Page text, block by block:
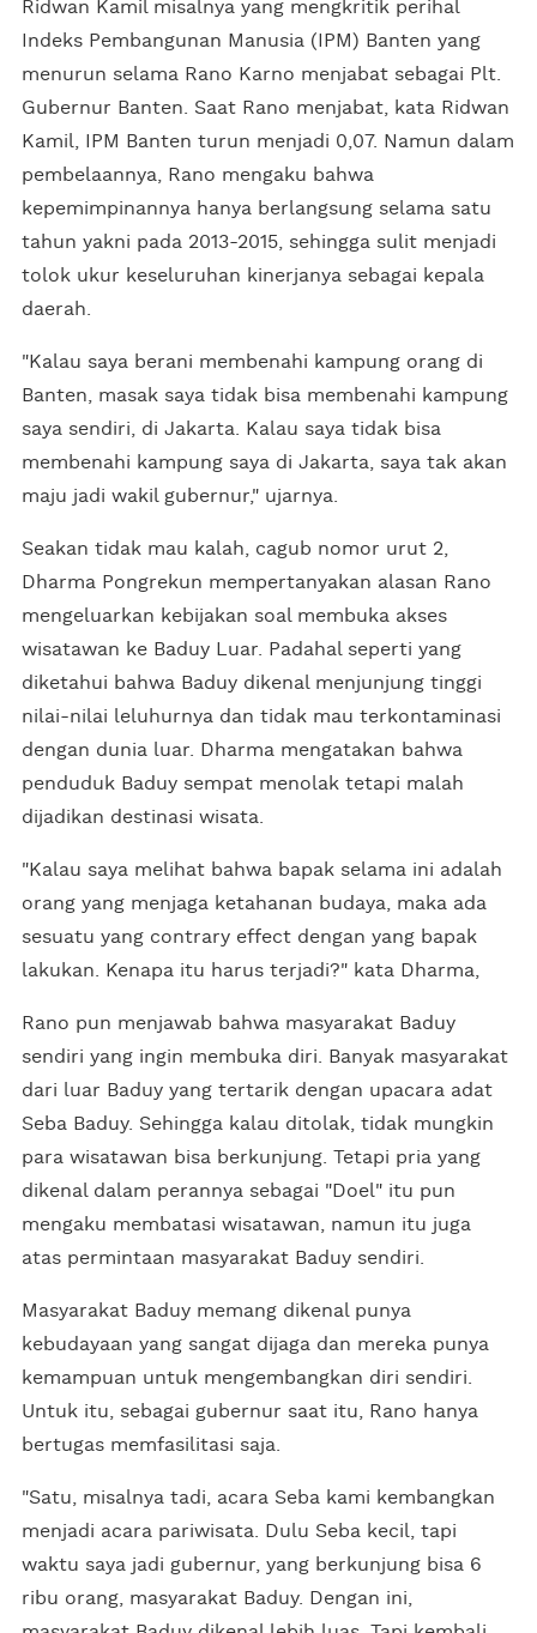
Ridwan Kamil misalnya yang mengkritik perihal
Indeks Pembangunan Manusia (IPM) Banten yang
menurun selama Rano Karno menjabat sebagai Plt.
Gubernur Banten. Saat Rano menjabat, kata Ridwan
Kamil, IPM Banten turun menjadi 0,07. Namun dalam
pembelaannya, Rano mengaku bahwa
kepemimpinannya hanya berlangsung selama satu
tahun yakni pada 2013-2015, sehingga sulit menjadi
tolok ukur keseluruhan kinerjanya sebagai kepala
daerah.
"Kalau saya berani membenahi kampung orang di
Banten, masak saya tidak bisa membenahi kampung
saya sendiri, di Jakarta. Kalau saya tidak bisa
membenahi kampung saya di Jakarta, saya tak akan
maju jadi wakil gubernur," ujarnya.
Seakan tidak mau kalah, cagub nomor urut 2,
Dharma Pongrekun mempertanyakan alasan Rano
mengeluarkan kebijakan soal membuka akses
wisatawan ke Baduy Luar. Padahal seperti yang
diketahui bahwa Baduy dikenal menjunjung tinggi
nilai-nilai leluhurnya dan tidak mau terkontaminasi
dengan dunia luar. Dharma mengatakan bahwa
penduduk Baduy sempat menolak tetapi malah
dijadikan destinasi wisata.
"Kalau saya melihat bahwa bapak selama ini adalah
orang yang menjaga ketahanan budaya, maka ada
sesuatu yang contrary effect dengan yang bapak
lakukan. Kenapa itu harus terjadi?" kata Dharma,
Rano pun menjawab bahwa masyarakat Baduy
sendiri yang ingin membuka diri. Banyak masyarakat
dari luar Baduy yang tertarik dengan upacara adat
Seba Baduy. Sehingga kalau ditolak, tidak mungkin
para wisatawan bisa berkunjung. Tetapi pria yang
dikenal dalam perannya sebagai "Doel" itu pun
mengaku membatasi wisatawan, namun itu juga
atas permintaan masyarakat Baduy sendiri.
Masyarakat Baduy memang dikenal punya
kebudayaan yang sangat dijaga dan mereka punya
kemampuan untuk mengembangkan diri sendiri.
Untuk itu, sebagai gubernur saat itu, Rano hanya
bertugas memfasilitasi saja.
"Satu, misalnya tadi, acara Seba kami kembangkan
menjadi acara pariwisata. Dulu Seba kecil, tapi
waktu saya jadi gubernur, yang berkunjung bisa 6
ribu orang, masyarakat Baduy. Dengan ini,